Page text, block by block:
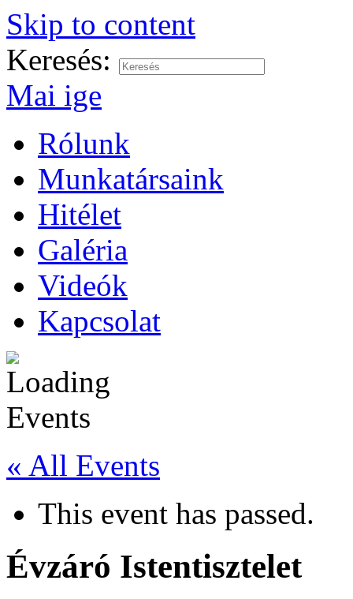
Skip to content
Keresés:
Mai ige
Rólunk
Munkatársaink
Hitélet
Galéria
Videók
Kapcsolat
« All Events
This event has passed.
Évzáró Istentisztelet